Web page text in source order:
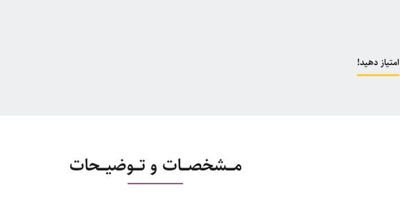
امتیاز دهید!
مـــشخصـــات و تـــوضیـــحات